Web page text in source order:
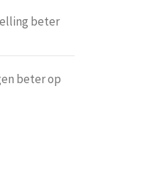
beter
beter op